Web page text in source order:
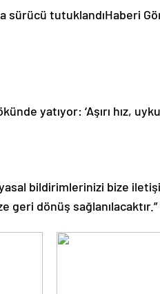
sürücü tutuklandıHaberi
yatıyor: ‘Aşırı hız,
bildirimlerinizi bize
dönüş sağlanılacaktır.”